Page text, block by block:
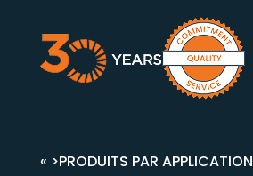
« >PRODUITS PAR APPLICATION